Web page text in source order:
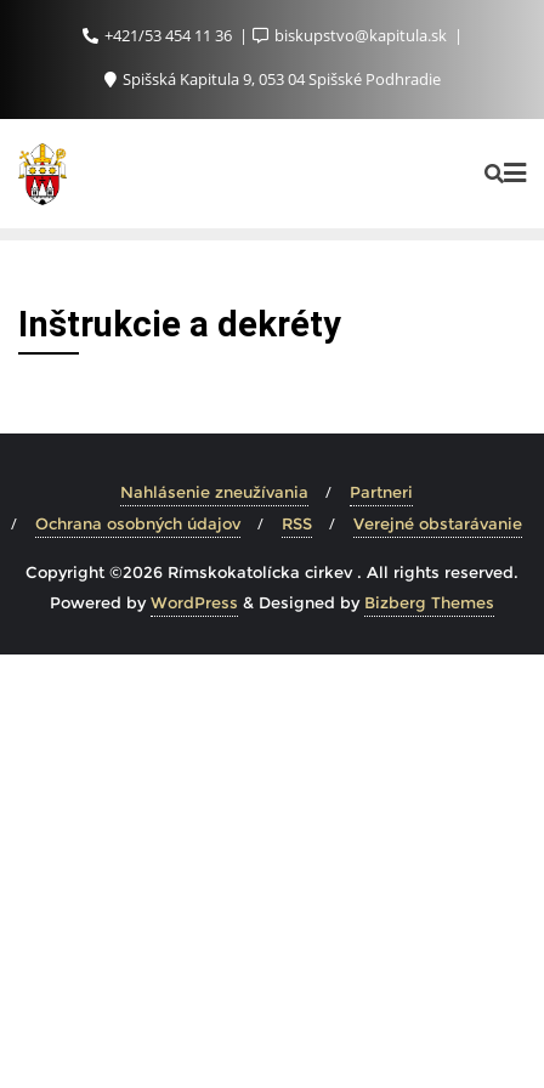
+421/53 454 11 36
biskupstvo@kapitula.sk
Spišská Kapitula 9, 053 04 Spišské Podhradie
Inštrukcie a dekréty
Nahlásenie zneužívania
Partneri
Ochrana osobných údajov
RSS Verejné obstarávanie
Copyright ©2026 Rímskokatolícka cirkev . All rights reserved.
Powered byWordPress & Designed by Bizberg Themes